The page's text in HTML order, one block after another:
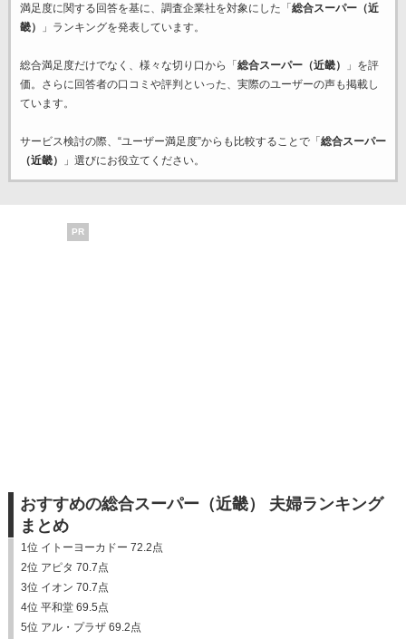
満足度に関する回答を基に、調査企業社を対象にした「 総合スーパー（近
畿）
」ランキングを発表しています。
総合満足度だけでなく、様々な切り口から「 総合スーパー（近畿）
」を評
価。さらに回答者の口コミや評判といった、実際のユーザーの声も掲載し
ています。
サービス検討の際、“ユーザー満足度”からも比較することで「 総合スーパー
（近畿）
」選びにお役立てください。
PR
おすすめの総合スーパー（近畿） 夫婦ランキング
まとめ
1位 イトーヨーカドー 72.2点
2位 アピタ 70.7点
3位 イオン 70.7点
4位 平和堂 69.5点
5位 アル・プラザ 69.2点